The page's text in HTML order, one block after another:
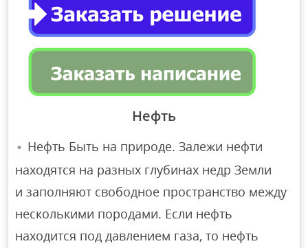
Нефть
Нефть Быть на природе. Залежи нефти
находятся на разных глубинах недр Земли
и заполняют свободное пространство между
несколькими породами. Если нефть
находится под давлением газа, то нефть